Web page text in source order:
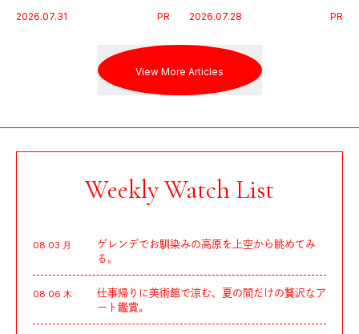
出した新機軸。
2026.07.31 PR
戦を夢見るランナーたちの奮闘
2026.07.28 PR
View More Articles
Weekly Watch List
08.03 月
ゲレンデでお馴染みの高原を上空から眺めてみ
る。
08.06 木
仕事帰りに美術館で涼む、夏の間だけの贅沢なア
ート鑑賞。